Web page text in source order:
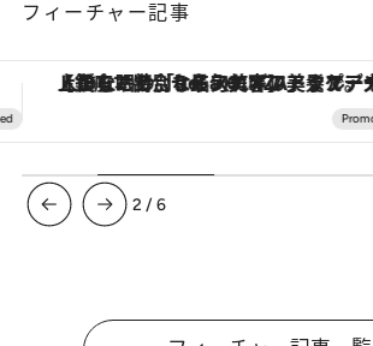
フィーチャー記事
【夏限定ディナーコース】旬を迎える稚鮎や花ズッキーニなどをイタリア・トスカーナの郷土料理の手法で
3 /6